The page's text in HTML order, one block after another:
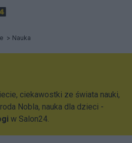
Nauka
ciekawostki ze świata nauki,
Nobla, nauka dla dzieci -
w Salon24.